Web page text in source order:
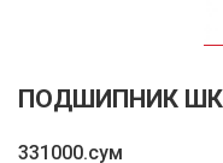
ПОДШИПНИК
331000.сум